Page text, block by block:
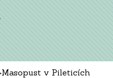
Masopust v Pileticích